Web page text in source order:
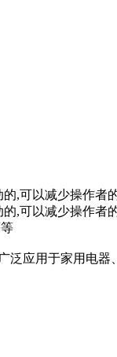
,可以减少操作
,可以减少操作
应用于家用电